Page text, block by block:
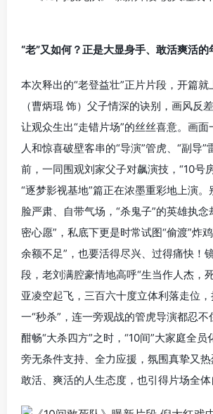
“老”又如何？正是大显身手、敢活爽活的
本次释出的“老登益壮”正片片段，开篇就
（曹炳琨 饰）父子情深的诀别，画风反
让观众生出“走错片场”的丝丝喜意。画面
人和惊喜破壁客串的“导演”管虎、“副导”
前，一同围观刘家父子对飙演技，“10号
“逐梦影视基地”篇正在浓墨重彩地上演
脸严肃、自带气场，“杀鬼子”的英雄执念
密心愿”，私底下更是时常试图“偷渡”炸
余额不足”，也要活得尽兴、过得痛快！
段，老刘满腔豪情地高呼“生当作人杰，
亚凌空起飞，三百六十度立体利落走位
一“秒杀”，连一旁观战的管虎导演都忍不
酣畅“大杀四方”之时，“10间”大家庭全
旁无条件支持、全力应援，氛围真挚又
敢活、爽活的人生态度，也引得片场全体